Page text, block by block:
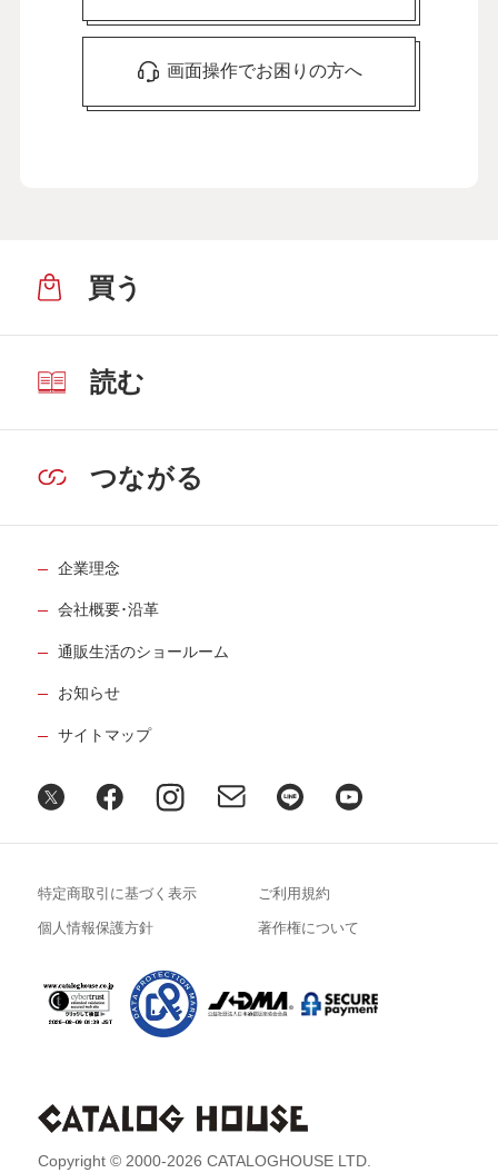
画面操作でお困りの方へ
買う
読む
つながる
企業理念
会社概要･沿革
通販生活のショールーム
お知らせ
サイトマップ
Copyright © 2000-2026 CATALOGHOUSE LTD.
特定商取引に基づく表示 ご利用規約
個人情報保護方針 著作権について